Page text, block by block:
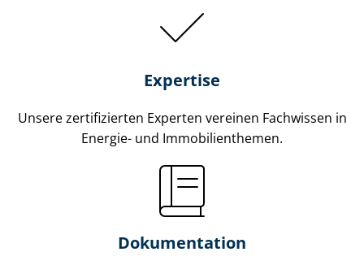
Expertise
Unsere zertifizierten Experten vereinen Fachwissen in
Energie- und Im­mo­bi­li­en­the­men.
Dokumentation